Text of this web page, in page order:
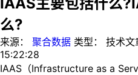
么?
来源： 聚合数据 类型： 技术文
15:22:28
IAAS（Infrastructure as a